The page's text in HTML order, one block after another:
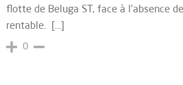
flotte de Beluga ST, face à l'absence
rentable. […]
0